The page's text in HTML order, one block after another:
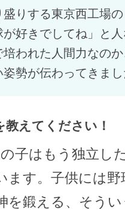
りする東京西工場
好きでしてね」と
われた人間力なの
姿勢が伝わってきま
教えてください！
子はもう独立し
ます。子供には
を鍛える、そう